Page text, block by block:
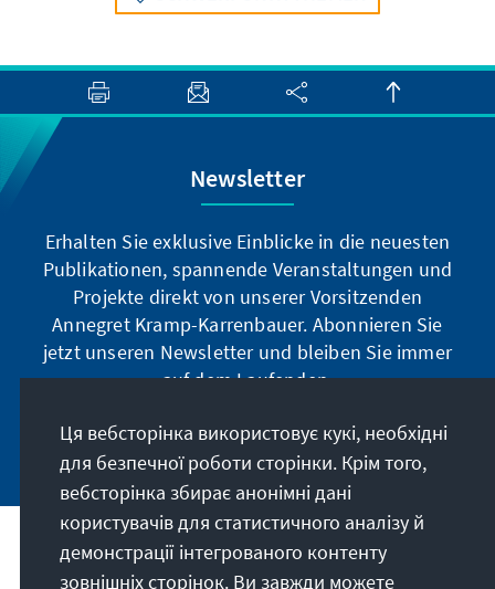
Newsletter
Erhalten Sie exklusive Einblicke in die neuesten
Publikationen, spannende Veranstaltungen und
Projekte direkt von unserer Vorsitzenden
Annegret Kramp-Karrenbauer. Abonnieren Sie
jetzt unseren Newsletter und bleiben Sie immer
auf dem Laufenden.
Jetzt abonnieren
Наше покликання
Ця вебсторінка використовує кукі, необхідні
для безпечної роботи сторінки. Крім того,
вебсторінка збирає анонімні дані
користувачів для статистичного аналізу й
демонстрації інтегрованого контенту
зовнішніх сторінок. Ви завжди можете